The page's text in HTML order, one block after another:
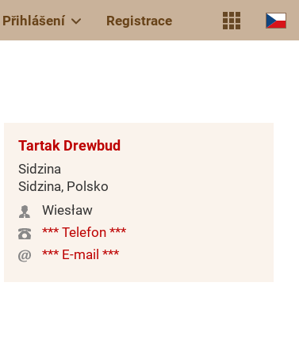
Přihlášení Registrace
Tartak Drewbud
Sidzina
Sidzina, Polsko
Wiesław
*** Telefon ***
*** E-mail ***